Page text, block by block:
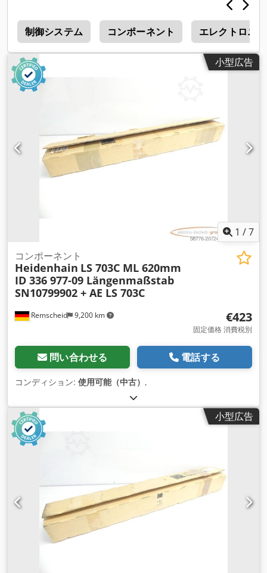
制御システム コンポーネント エレクトロニ
小型広告
1 /7
Remscheid 9,200 km
コンポーネント
Heidenhain LS 703C ML 620mm
ID 336 977-09 Längenmaßstab
SN10799902 + AE LS 703C
€423
固定価格 消費税別
問い合わせる 電話する
コンディション: 使用可能（中古） ,
小型広告